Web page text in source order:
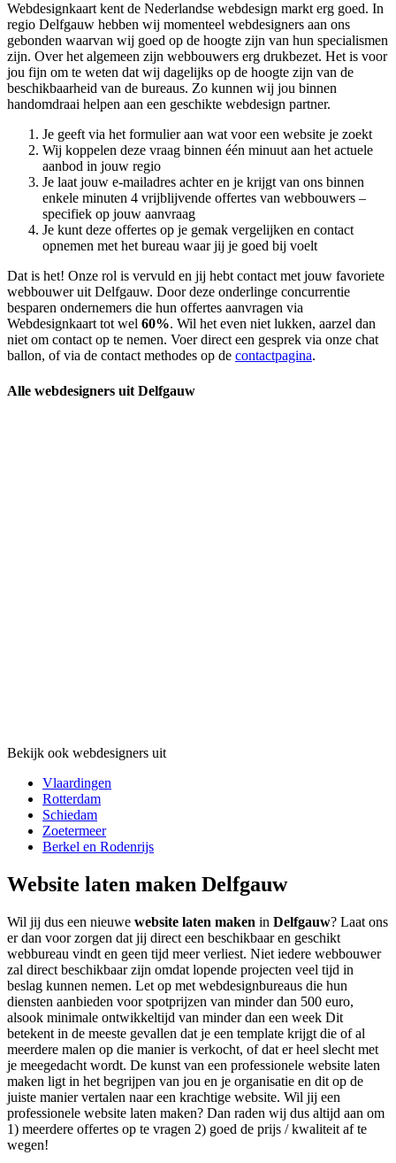
Webdesignkaart kent de Nederlandse webdesign markt erg goed. In
regio Delfgauw hebben wij momenteel webdesigners aan ons
gebonden waarvan wij goed op de hoogte zijn van hun specialismen
zijn. Over het algemeen zijn webbouwers erg drukbezet. Het is voor
jou fijn om te weten dat wij dagelijks op de hoogte zijn van de
beschikbaarheid van de bureaus. Zo kunnen wij jou binnen
handomdraai helpen aan een geschikte webdesign partner.
Je geeft via het formulier aan wat voor een website je zoekt
Wij koppelen deze vraag binnen één minuut aan het actuele
aanbod in jouw regio
Je laat jouw e-mailadres achter en je krijgt van ons binnen
enkele minuten 4 vrijblijvende offertes van webbouwers –
specifiek op jouw aanvraag
Je kunt deze offertes op je gemak vergelijken en contact
opnemen met het bureau waar jij je goed bij voelt
Dat is het! Onze rol is vervuld en jij hebt contact met jouw favoriete
webbouwer uit Delfgauw. Door deze onderlinge concurrentie
besparen ondernemers die hun offertes aanvragen via
Webdesignkaart tot wel 60%. Wil het even niet lukken, aarzel dan
niet om contact op te nemen. Voer direct een gesprek via onze chat
ballon, of via de contact methodes op de contactpagina.
Alle webdesigners uit Delfgauw
Bekijk ook webdesigners uit
Vlaardingen
Rotterdam
Schiedam
Zoetermeer
Berkel en Rodenrijs
Website laten maken Delfgauw
Wil jij dus een nieuwe website laten maken in Delfgauw? Laat ons
er dan voor zorgen dat jij direct een beschikbaar en geschikt
webbureau vindt en geen tijd meer verliest. Niet iedere webbouwer
zal direct beschikbaar zijn omdat lopende projecten veel tijd in
beslag kunnen nemen. Let op met webdesignbureaus die hun
diensten aanbieden voor spotprijzen van minder dan 500 euro,
alsook minimale ontwikkeltijd van minder dan een week Dit
betekent in de meeste gevallen dat je een template krijgt die of al
meerdere malen op die manier is verkocht, of dat er heel slecht met
je meegedacht wordt. De kunst van een professionele website laten
maken ligt in het begrijpen van jou en je organisatie en dit op de
juiste manier vertalen naar een krachtige website. Wil jij een
professionele website laten maken? Dan raden wij dus altijd aan om
1) meerdere offertes op te vragen 2) goed de prijs / kwaliteit af te
wegen!